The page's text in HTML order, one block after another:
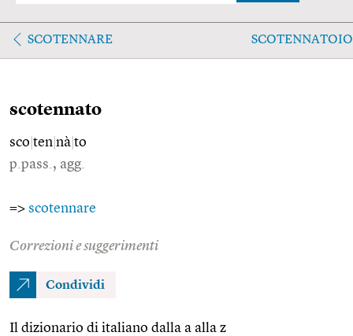
SCOTENNARE SCOTENNATOIO
scotennato
sco ten nà to
p.pass., agg.
=> scotennare
Correzioni e suggerimenti
Condividi
Il dizionario di italiano dalla a alla z